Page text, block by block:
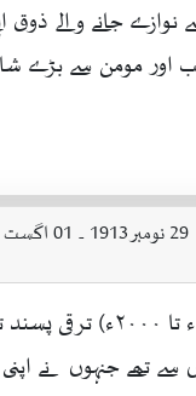
جانے والے ذوق
مومن سے بڑے
29 نومبر 1913 ۔ 01 اگست 2000
علی سردار جعفری (۱۹۱۳ء تا
سے تھے جنہوں نے